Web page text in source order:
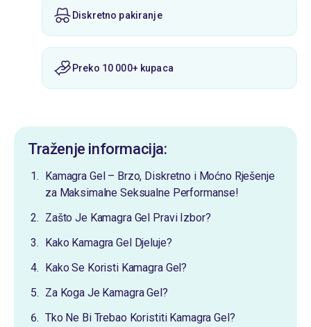
Diskretno pakiranje
Preko 10 000+ kupaca
Traženje informacija:
Kamagra Gel – Brzo, Diskretno i Moćno Rješenje
za Maksimalne Seksualne Performanse!
Zašto Je Kamagra Gel Pravi Izbor?
Kako Kamagra Gel Djeluje?
Kako Se Koristi Kamagra Gel?
Za Koga Je Kamagra Gel?
Tko Ne Bi Trebao Koristiti Kamagra Gel?